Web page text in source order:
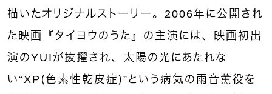
描いたオリジナルストーリー。2006年に公開され
た映画『タイヨウのうた』の主演には、映画初出
演のYUIが抜擢され、太陽の光にあたれな
い“XP（色素性乾皮症）”という病気の雨音薫役を